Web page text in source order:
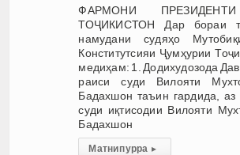
ФАРМОНИ
ТОҶИКИСТОН Дар бораи
намудани судяҳо
Конститутсияи Ҷумҳурии
медиҳам: 1. Додихудозода
раиси суди Вилояти
Бадахшон таъин гардида,
суди иқтисодии Вилояти
Бадахшон
Матни пурра ▸